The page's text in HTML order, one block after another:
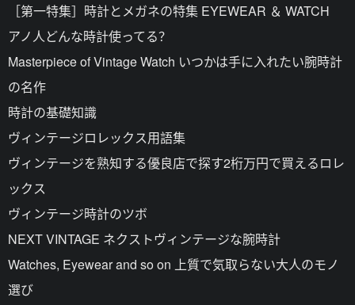
［第一特集］時計とメガネの特集 EYEWEAR ＆ WATCH
アノ人どんな時計使ってる？
Masterpiece of Vintage Watch いつかは手に入れたい腕時計
の名作
時計の基礎知識
ヴィンテージロレックス用語集
ヴィンテージを熟知する優良店で探す2桁万円で買えるロレ
ックス
ヴィンテージ時計のツボ
NEXT VINTAGE ネクストヴィンテージな腕時計
Watches, Eyewear and so on 上質で気取らない大人のモノ
選び